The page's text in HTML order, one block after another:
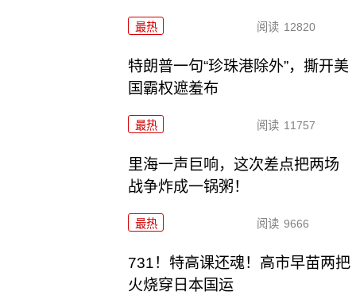
最热 阅读 12820
特朗普一句“珍珠港除外”，撕开美
国霸权遮羞布
最热 阅读 11757
里海一声巨响，这次差点把两场
战争炸成一锅粥！
最热 阅读 9666
731！特高课还魂！高市早苗两把
火烧穿日本国运